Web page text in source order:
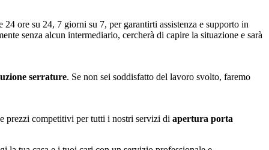
24 ore su 24, 7 giorni su 7, per garantirti assistenza e supporto in
senza alcun intermediario, cercherà di capire la situazione e sarà
serrature. Se non sei soddisfatto del lavoro svolto, faremo
prezzi competitivi per tutti i nostri servizi di apertura porta